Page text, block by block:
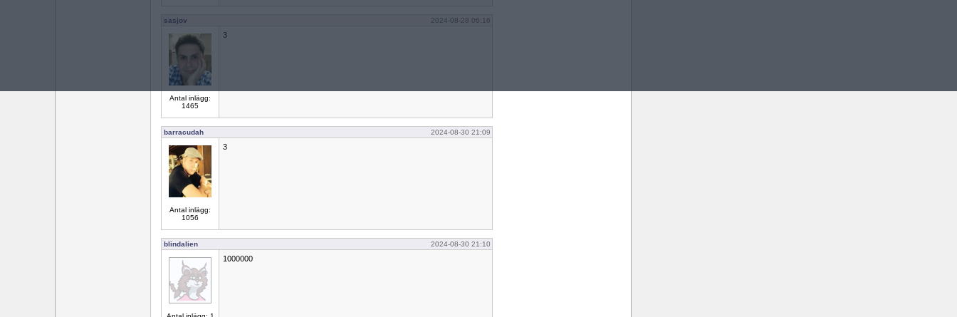
sasjov 2024-08-28 06:16
Antal inlägg:
1465
3
barracudah 2024-08-30 21:09
Antal inlägg:
1056
3
blindalien 2024-08-30 21:10
1000000